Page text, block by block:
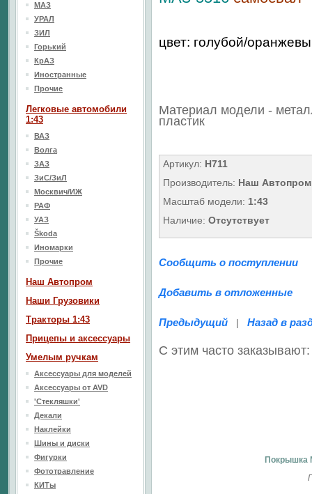
цвет: голубой/
Материал модели -
пластик
Артикул: H711
Производитель: Наш Автопром
Масштаб модели: 1:43
Наличие: Отсутствует
Сообщить о поступлении
Добавить в отложенные
Предыдущий | Назад в
С этим часто заказывают:
Покрышка
МАЗ
УРАЛ
ЗИЛ
Горький
КрАЗ
Иностранные
Прочие
Легковые автомобили
1:43
ВАЗ
Волга
ЗАЗ
ЗиС/ЗиЛ
Москвич/ИЖ
РАФ
УАЗ
Škoda
Иномарки
Прочие
Наш Aвтопром
Наши Грузовики
Тракторы 1:43
Прицепы и аксессуары
Умелым ручкам
Аксессуары для моделей
Аксессуары от AVD
'Стекляшки'
Декали
Наклейки
Шины и диски
Фигурки
Фототравление
КИТы